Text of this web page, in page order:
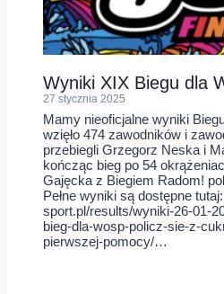
Wyniki XIX Biegu dla
27 stycznia 2025
Mamy nieoficjalne wyniki
wzięło 474 zawodników i
przebiegli Grzegorz Neska i
kończąc bieg po 54
Gajęcka z Biegiem Radom!
Pełne wyniki są dostępne
sport.pl/results/wyniki-26-01-
bieg-dla-wosp-policz-sie-z-
pierwszej-pomocy/…